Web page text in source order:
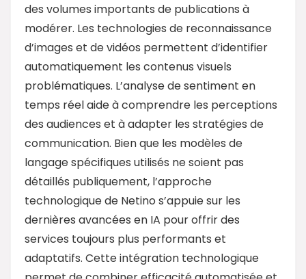
des volumes importants de publications à
modérer. Les technologies de reconnaissance
d’images et de vidéos permettent d’identifier
automatiquement les contenus visuels
problématiques. L’analyse de sentiment en
temps réel aide à comprendre les perceptions
des audiences et à adapter les stratégies de
communication. Bien que les modèles de
langage spécifiques utilisés ne soient pas
détaillés publiquement, l’approche
technologique de Netino s’appuie sur les
dernières avancées en IA pour offrir des
services toujours plus performants et
adaptatifs. Cette intégration technologique